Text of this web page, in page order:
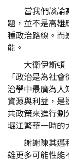
當我們談論
題，並不是高雄
種政治路線。而
能。
大衛伊斯頓
「政治是為社
治學中最廣為人
資源與利益，是
共政策來進行劃
堀江繁華一時的
謝謝陳其邁
雄更多可能性能